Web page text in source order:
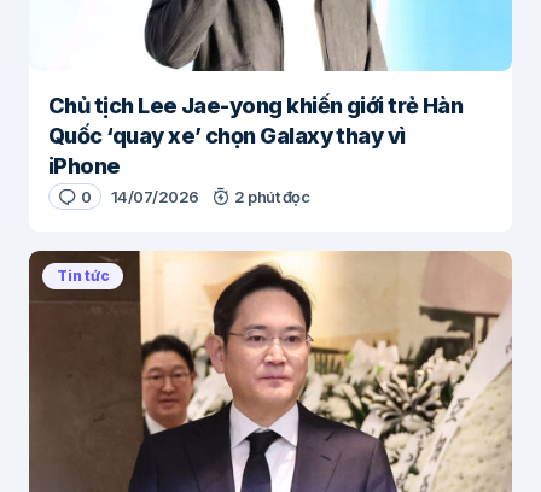
Chủ tịch Lee Jae-yong khiến giới trẻ Hàn
Quốc ‘quay xe’ chọn Galaxy thay vì
iPhone
0 14/07/2026 2 phút đọc
Tin tức